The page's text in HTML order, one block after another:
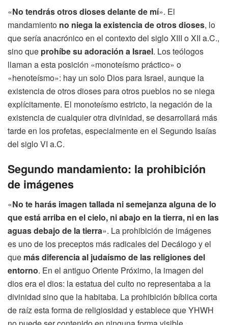
«No tendrás otros dioses delante de mí». El
mandamiento no niega la existencia de otros dioses, lo
que sería anacrónico en el contexto del siglo XIII o XII a.C.,
sino que prohíbe su adoración a Israel. Los teólogos
llaman a esta posición «monoteísmo práctico» o
«henoteísmo»: hay un solo Dios para Israel, aunque la
existencia de otros dioses para otros pueblos no se niega
explícitamente. El monoteísmo estricto, la negación de la
existencia de cualquier otra divinidad, se desarrollará más
tarde en los profetas, especialmente en el Segundo Isaías
del siglo VI a.C.
Segundo mandamiento: la prohibición
de imágenes
«No te harás imagen tallada ni semejanza alguna de lo
que está arriba en el cielo, ni abajo en la tierra, ni en las
aguas debajo de la tierra». La prohibición de imágenes
es uno de los preceptos más radicales del Decálogo y el
que más diferencia al judaísmo de las religiones del
entorno. En el antiguo Oriente Próximo, la imagen del
dios era el dios: la estatua del culto no representaba a la
divinidad sino que la habitaba. La prohibición bíblica corta
de raíz esta forma de religiosidad y establece que YHWH